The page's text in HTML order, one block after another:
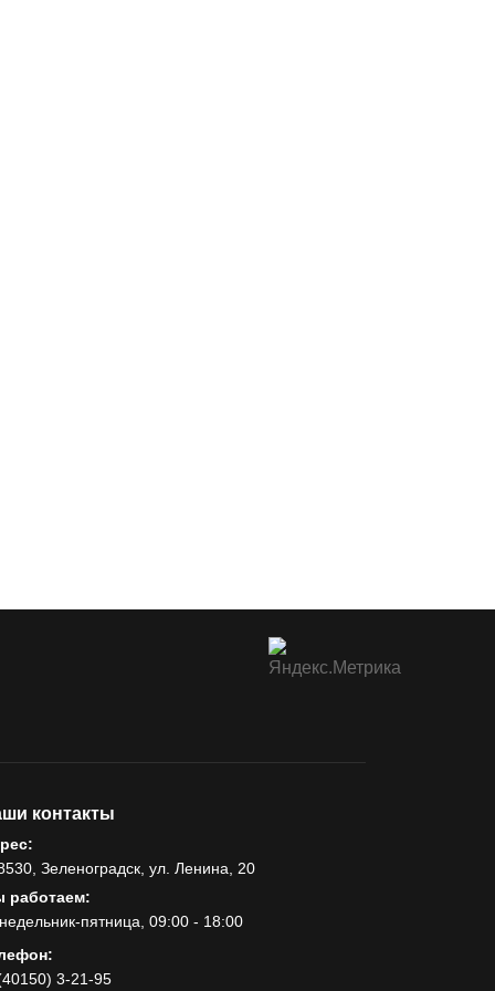
контакты
Зеленоградск, ул. Ленина, 20
работаем:
пятница, 09:00 - 18:00
3-21-95